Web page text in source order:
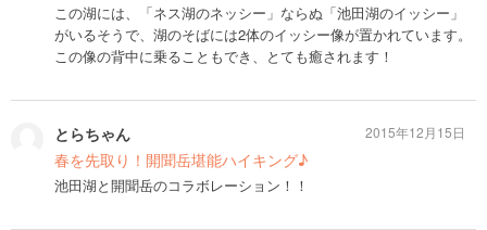
この湖には、「ネス湖のネッシー」ならぬ「池田湖のイッシー」
がいるそうで、湖のそばには2体のイッシー像が置かれています。
この像の背中に乗ることもでき、とても癒されます！
とらちゃん
春を先取り！開聞岳堪能ハイキング♪
池田湖と開聞岳のコラボレーション！！
2015年12月15日